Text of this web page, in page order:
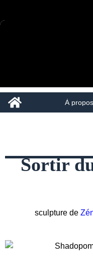
Home
À
Sortir
sculpture de